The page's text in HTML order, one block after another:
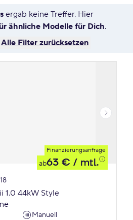
Suche
ergab keine Treffer. Hier
ähnliche Modelle für Dich.
Alle Filter zurücksetzen
Finanzierungsanfrage
ab63 € / mtl.
1.0 44kW Style
Manuell